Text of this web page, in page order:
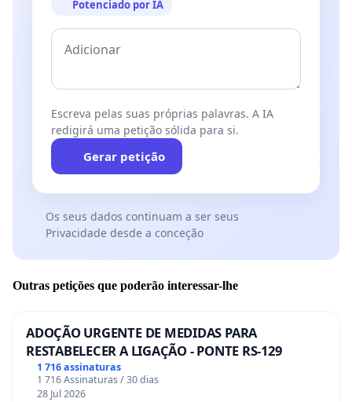
Potenciado por IA
Escreva pelas suas próprias palavras. A IA
redigirá uma petição sólida para si.
Gerar petição
Os seus dados continuam a ser seus
Privacidade desde a conceção
Outras petições que poderão interessar-lhe
ADOÇÃO URGENTE DE MEDIDAS PARA
RESTABELECER A LIGAÇÃO - PONTE RS-129
1 716 assinaturas
1 716 Assinaturas / 30 dias
28 Jul 2026